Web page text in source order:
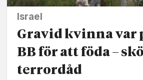
Israel
Gravid kvinna var
BB för att föda –
terrordåd